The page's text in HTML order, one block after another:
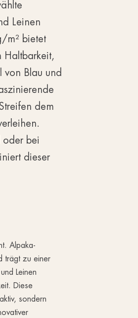
Leinen
m² bietet
Haltbarkeit,
von Blau und
dem
oder bei
dieser
Alpaka-
trägt zu einer
Leinen
Diese
sondern